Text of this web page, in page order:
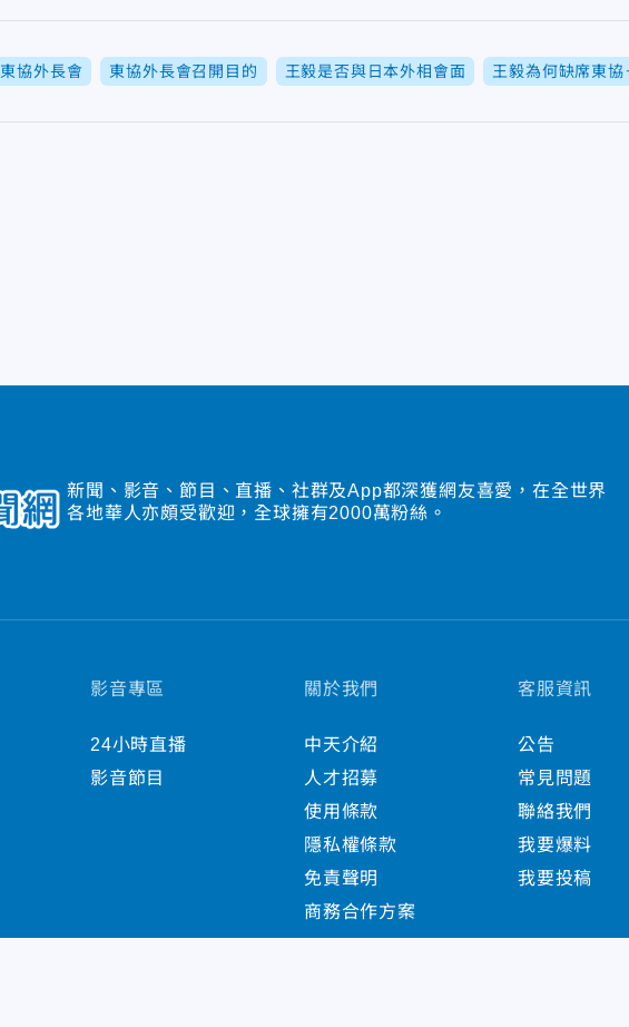
東協外長會 東協外長會召開目的 王毅是否與日本外相會面 王毅為何缺席東
新聞、影音、節目、直播、社群及App都深獲網友喜愛，在全世界
各地華人亦頗受歡迎，全球擁有2000萬粉絲。
影音專區
24小時直播
影音節目
關於我們
中天介紹
人才招募
使用條款
隱私權條款
免責聲明
商務合作方案
客服資訊
公告
常見問題
聯絡我們
我要爆料
我要投稿